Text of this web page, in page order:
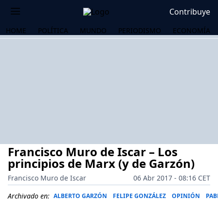
Contribuye
HOME POLÍTICA MUNDO PERIODISMO ECONOMÍA
Francisco Muro de Iscar – Los
principios de Marx (y de Garzón)
Francisco Muro de Iscar
06 Abr 2017 - 08:16 CET
Archivado en: ALBERTO GARZÓN FELIPE GONZÁLEZ OPINIÓN